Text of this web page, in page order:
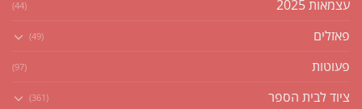
עצמאות 2025 (44)
פאזלים (49)
פעוטות (97)
ציוד לבית הספר (361)